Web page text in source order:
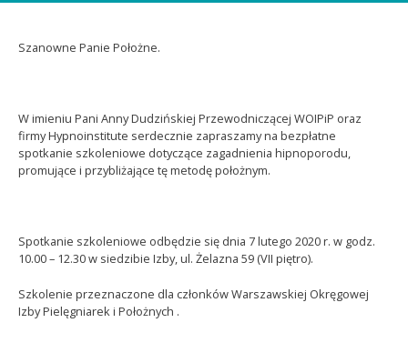
Szanowne Panie Położne.
W imieniu Pani Anny Dudzińskiej Przewodniczącej WOIPiP oraz
firmy Hypnoinstitute serdecznie zapraszamy na bezpłatne
spotkanie szkoleniowe dotyczące zagadnienia hipnoporodu,
promujące i przybliżające tę metodę położnym.
Spotkanie szkoleniowe odbędzie się dnia 7 lutego 2020 r. w godz.
10.00 – 12.30 w siedzibie Izby, ul. Żelazna 59 (VII piętro).
Szkolenie przeznaczone dla członków Warszawskiej Okręgowej
Izby Pielęgniarek i Położnych .